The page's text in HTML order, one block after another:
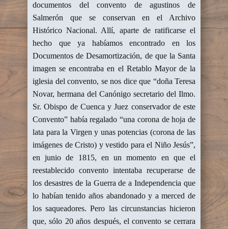
documentos del convento de agustinos de
Salmerón que se conservan en el Archivo
Histórico Nacional. Allí, aparte de ratificarse el
hecho que ya habíamos encontrado en los
Documentos de Desamortización, de que la Santa
imagen se encontraba en el Retablo Mayor de la
iglesia del convento, se nos dice que “doña Teresa
Novar, hermana del Canónigo secretario del Ilmo.
Sr. Obispo de Cuenca y Juez conservador de este
Convento” había regalado “una corona de hoja de
lata para la Virgen y unas potencias (corona de las
imágenes de Cristo) y vestido para el Niño Jesús”,
en junio de 1815, en un momento en que el
reestablecido convento intentaba recuperarse de
los desastres de la Guerra de a Independencia que
lo habían tenido años abandonado y a merced de
los saqueadores. Pero las circunstancias hicieron
que, sólo 20 años después, el convento se cerrara